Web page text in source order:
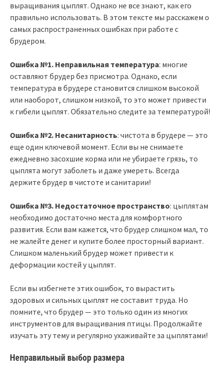
выращивания цыплят. Однако не все знают, как его
правильно использовать. В этом тексте мы расскажем о
самых распространенных ошибках при работе с
брудером.
Ошибка №1. Неправильная температура: многие
оставляют брудер без присмотра. Однако, если
температура в брудере становится слишком высокой
или наоборот, слишком низкой, то это может привести
к гибели цыплят. Обязательно следите за температурой!
Ошибка №2. Несанитарность: чистота в брудере — это
еще один ключевой момент. Если вы не снимаете
ежедневно засохшие корма или не убираете грязь, то
цыплята могут заболеть и даже умереть. Всегда
держите брудер в чистоте и санитарии!
Ошибка №3. Недостаточное пространство: цыплятам
необходимо достаточно места для комфортного
развития. Если вам кажется, что брудер слишком мал, то
не жалейте денег и купите более просторный вариант.
Слишком маленький брудер может привести к
деформации костей у цыплят.
Если вы избегнете этих ошибок, то вырастить
здоровых и сильных цыплят не составит труда. Но
помните, что брудер — это только один из многих
инструментов для выращивания птицы. Продолжайте
изучать эту тему и регулярно ухаживайте за цыплятами!
Неправильный выбор размера